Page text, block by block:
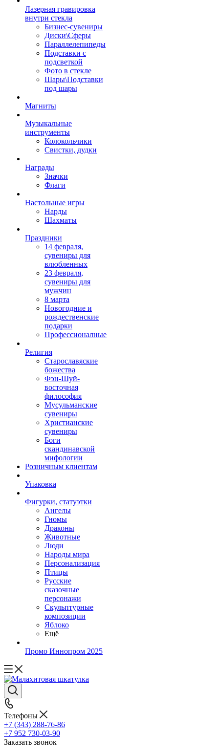
Лазерная гравировка
внутри стекла
Бизнес-сувениры
Диски\Сферы
Параллелепипеды
Подставки с
подсветкой
Фото в стекле
Шары\Подставки
под шары
Магниты
Музыкальные
инструменты
Колокольчики
Свистки, дудки
Награды
Значки
Флаги
Настольные игры
Нарды
Шахматы
Праздники
14 февраля,
сувениры для
влюбленных
23 февраля,
сувениры для
мужчин
8 марта
Новогодние и
рождественские
подарки
Профессионалные
Религия
Старославяские
божества
Фэн-Шуй-
восточная
философия
Мусульманские
сувениры
Христианские
сувениры
Боги
скандинавской
мифологии
Розничным клиентам
Упаковка
Фигурки, статуэтки
Ангелы
Гномы
Драконы
Животные
Люди
Народы мира
Персонализация
Птицы
Русские
сказочные
персонажи
Скульптурные
композиции
Яблоко
Ещё
Промо Иннопром 2025
Телефоны
+7 (343) 288-76-86
+7 952 730-03-90
Заказать звонок